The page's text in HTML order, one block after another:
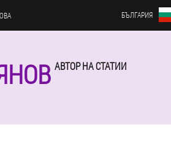
БЪЛГАРИЯ
АВТОР НА СТАТИИ